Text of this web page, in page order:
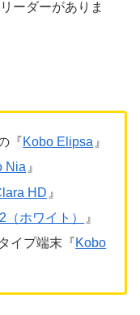
ーダーがありま
『Kobo Elipsa 』
Nia』
HD 』
（ホワイト）
』
イプ端末『Kobo